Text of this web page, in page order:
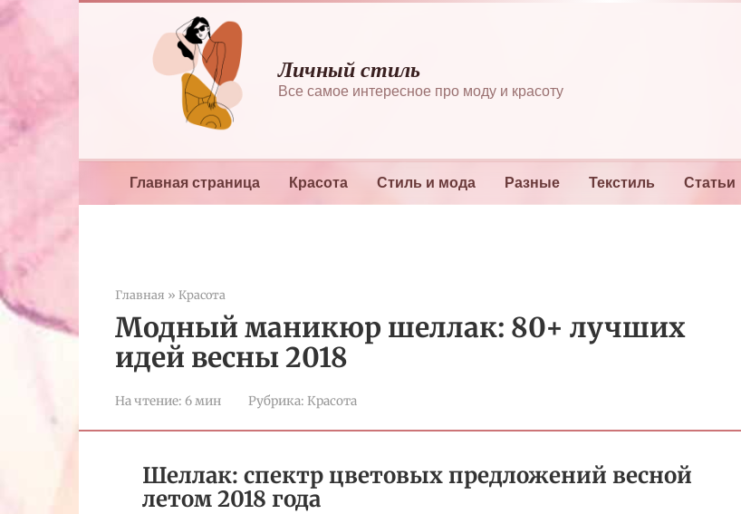
Перейти
к
Личный стиль
Все самое интересное про моду и красоту
Главная страница Красота Стиль и мода Разные Текстиль Статьи
Главная » Красота
Модный маникюр шеллак: 80+ лучших
идей весны 2018
На чтение: 6 мин Рубрика: Красота
Шеллак: спектр цветовых предложений весной
летом 2018 года